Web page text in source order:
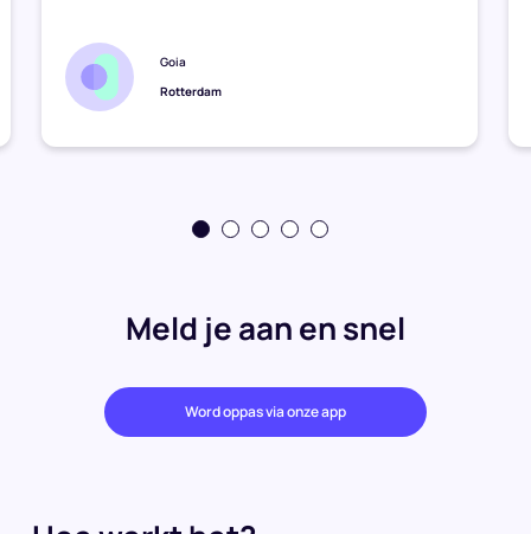
Goia
Rotterdam
Meld je aan en snel
Word oppas via onze app